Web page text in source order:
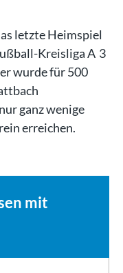
letzte Heimspiel
Kreisliga A 3
wurde für 500
ganz wenige
erreichen.
mit